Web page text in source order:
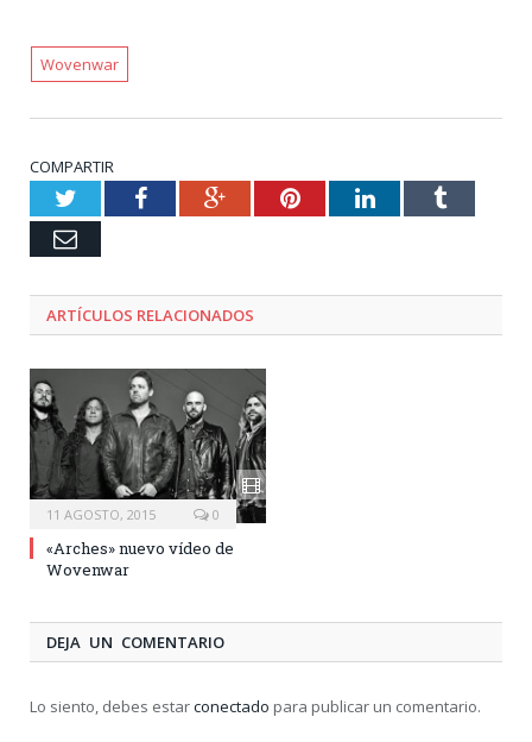
Wovenwar
COMPARTIR
TwitterFacebookGoogle+PinterestLinkedInTumblr
Email
ARTÍCULOS RELACIONADOS
11 AGOSTO, 2015 0
«Arches» nuevo vídeo de
Wovenwar
DEJA UN COMENTARIO
Lo siento, debes estarconectado para publicar un comentario.